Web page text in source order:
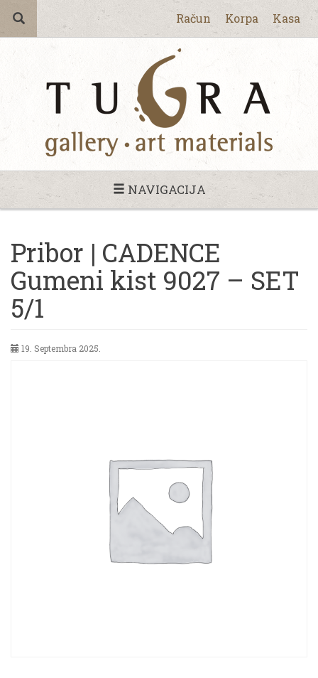
Račun Korpa Kasa
NAVIGACIJA
Pribor | CADENCE
Gumeni kist 9027 – SET
5/1
19. Septembra 2025.